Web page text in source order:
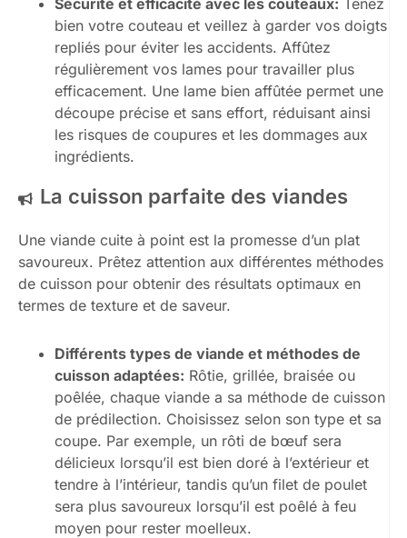
bien votre couteau et veillez à garder vos doigts
repliés pour éviter les accidents. Affûtez
régulièrement vos lames pour travailler plus
efficacement. Une lame bien affûtée permet une
découpe précise et sans effort, réduisant ainsi
les risques de coupures et les dommages aux
ingrédients.
La cuisson parfaite des viandes
Une viande cuite à point est la promesse d’un plat
savoureux. Prêtez attention aux différentes méthodes
de cuisson pour obtenir des résultats optimaux en
termes de texture et de saveur.
Différents types de viande et méthodes de
cuisson adaptées: Rôtie, grillée, braisée ou
poêlée, chaque viande a sa méthode de cuisson
de prédilection. Choisissez selon son type et sa
coupe. Par exemple, un rôti de bœuf sera
délicieux lorsqu’il est bien doré à l’extérieur et
tendre à l’intérieur, tandis qu’un filet de poulet
sera plus savoureux lorsqu’il est poêlé à feu
moyen pour rester moelleux.